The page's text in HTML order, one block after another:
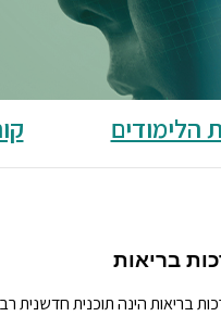
הלימודים
בריאות
בריאות הינה תוכנית חדשנית